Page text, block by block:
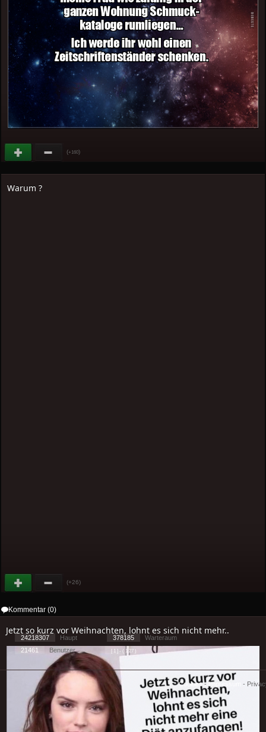
(+160)
Warum ?
(+26)
Kommentar (0)
Jetzt so kurz vor Weihnachten, lohnt es sich nicht mehr..
24218307 Haupt 378185
Warteraum
21461
Benutzer [ 1 ] - ( 1.27 )
Cookies- Impressum -